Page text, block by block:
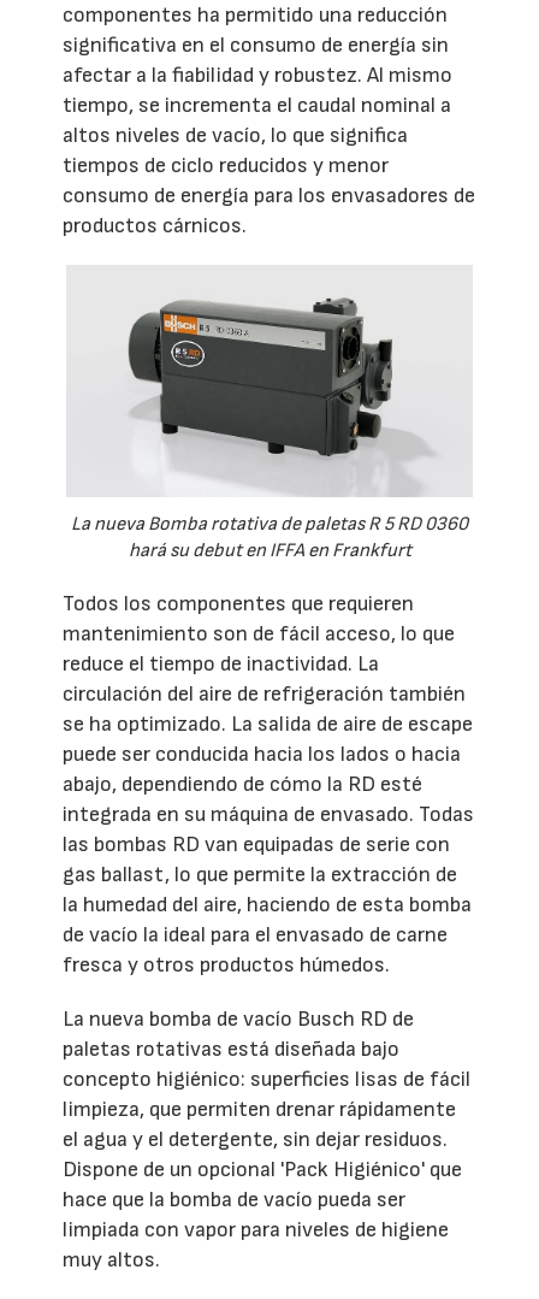
componentes ha permitido una reducción
significativa en el consumo de energía sin
afectar a la fiabilidad y robustez. Al mismo
tiempo, se incrementa el caudal nominal a
altos niveles de vacío, lo que significa
tiempos de ciclo reducidos y menor
consumo de energía para los envasadores de
productos cárnicos.
La nueva Bomba rotativa de paletas R 5 RD 0360
hará su debut en IFFA en Frankfurt
Todos los componentes que requieren
mantenimiento son de fácil acceso, lo que
reduce el tiempo de inactividad. La
circulación del aire de refrigeración también
se ha optimizado. La salida de aire de escape
puede ser conducida hacia los lados o hacia
abajo, dependiendo de cómo la RD esté
integrada en su máquina de envasado. Todas
las bombas RD van equipadas de serie con
gas ballast, lo que permite la extracción de
la humedad del aire, haciendo de esta bomba
de vacío la ideal para el envasado de carne
fresca y otros productos húmedos.
La nueva bomba de vacío Busch RD de
paletas rotativas está diseñada bajo
concepto higiénico: superficies lisas de fácil
limpieza, que permiten drenar rápidamente
el agua y el detergente, sin dejar residuos.
Dispone de un opcional 'Pack Higiénico' que
hace que la bomba de vacío pueda ser
limpiada con vapor para niveles de higiene
muy altos.